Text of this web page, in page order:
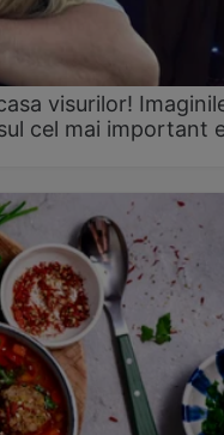
visurilor!
cel mai important